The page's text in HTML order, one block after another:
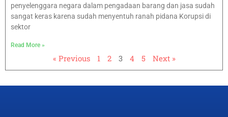
penyelenggara negara dalam pengadaan barang dan jasa sudah
sangat keras karena sudah menyentuh ranah pidana Korupsi di
sektor
Read More »
« Previous 1 2 3 4 5 Next »